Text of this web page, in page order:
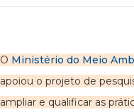
O Ministério do Meio
apoiou o projeto de
ampliar e qualificar as